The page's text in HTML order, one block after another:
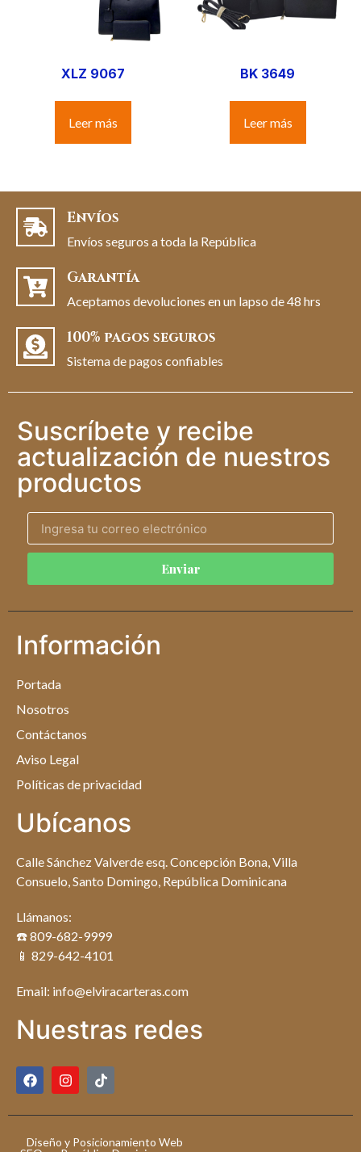
XLZ 9067
Leer más
BK 3649
Leer más
Envíos
Envíos seguros a toda la República
Garantía
Aceptamos devoluciones en un lapso de 48 hrs
100% pagos seguros
Sistema de pagos confiables
Suscríbete y recibe
actualización de nuestros
productos
Enviar
Información
Portada
Nosotros
Contáctanos
Aviso Legal
Políticas de privacidad
Ubícanos
Calle Sánchez Valverde esq. Concepción Bona, Villa
Consuelo, Santo Domingo, República Dominicana
Llámanos:
☎️ 809-682-9999
📱 829-642-4101
Email: info@elviracarteras.com
Nuestras redes
Diseño y Posicionamiento Web